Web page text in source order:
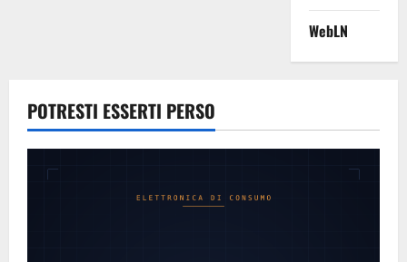
WebLN
POTRESTI ESSERTI PERSO